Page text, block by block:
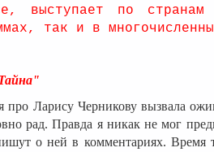
выступает по
так и в
про Ларису Черникову вызвала
рад. Правда я никак не мог
о ней в комментариях. Время